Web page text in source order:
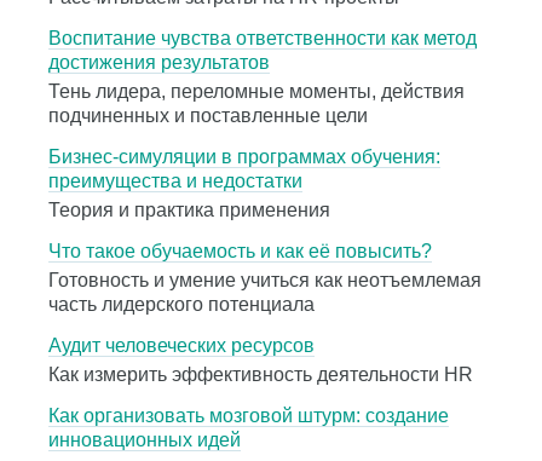
Воспитание чувства ответственности как метод
достижения результатов
Тень лидера, переломные моменты, действия
подчиненных и поставленные цели
Бизнес-симуляции в программах обучения:
преимущества и недостатки
Теория и практика применения
Что такое обучаемость и как её повысить?
Готовность и умение учиться как неотъемлемая
часть лидерского потенциала
Аудит человеческих ресурсов
Как измерить эффективность деятельности HR
Как организовать мозговой штурм: создание
инновационных идей